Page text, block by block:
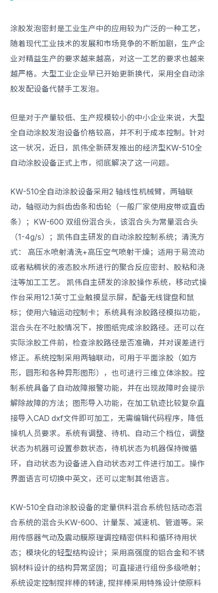
涂胶发泡密封是工业生产中的应用较为广泛的一种工艺，
随着现代工业技术的发展和市场竞争的不断加剧，生产企
业对精益生产的要求越来越高，对这一工艺的要求也越来
越严格。大型工业企业早已开始更新换代，采用全自动涂
胶发配设备代替手工发泡。
但是对于产量较低、生产规模较小的中小企业来说，大型
全自动涂胶发泡设备价格较高，并不利于成本控制。针对
这一状况，近日，凯伟全新研发推出的经济型KW-510全
自动涂胶设备正式上市，彻底解决了这一问题。
KW-510全自动涂胶设备采用2 轴线性机械臂，两轴联
动，轴驱动为斜齿齿条和齿轮（一般厂家使用皮带或直齿
条）；KW-600 双组份混合头，该混合头为常量混合头
（1-4g/s）；凯伟自主研发的自动涂胶控制系统；清洗方
式： 高压水喷射清洗+高压空气喷射干燥；适用于易流动
或者粘稠状的液态胶水所进行的聚合反应密封、胶粘和浇
注等加工工艺。 凯伟自主研发的涂胶操作系统，移动式操
作台采用12.1英寸工业触摸显示屏，配备无线键盘和鼠
标；使用六轴运动控制卡；系统具有涂胶路径模拟功能，
混合头在不吐胶情况下，按图纸完成涂胶路径。还可以在
实际涂胶工件前，检查涂胶路径是否准确，并对误差进行
修正。系统控制采用两轴联动，可用于平面涂胶（如方
形，圆形和各种异形图形），也可进行三维立体涂胶。控
制系统具备了自动故障报警功能，并在出现故障时会提示
解除故障的方法；图形导入功能，在加工轨迹比较复杂直
接导入CAD dxf文件即可加工，无需编辑代码程序，降低
操机人员要求。系统有调整、待机、自动三个档位，调整
状态为机器可设置参数状态，待机状态为机器保持微循
环，自动状态为设备进入自动状态对工件进行加工。操作
界面语言可切换中英文，还可以定制其他语言。
KW-510全自动涂胶设备的定量供料混合系统包括动态混
合系统的混合头KW-600、计量泵、减速机、管道等。采
用传感器气动及震动膜原理调控精密供料和循环待用状
态；模块化的轻型结构设计；采用高强度的铝合金和不锈
钢材料设计的结构异常坚固；可直接进行组份多级喷射；
系统设定控制搅拌棒的转速, 搅拌棒采用特殊设计使原料